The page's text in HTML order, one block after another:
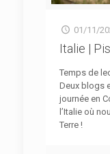
01/11/
Italie |
Temps de
Deux blogs
journée en
l’Italie où
Terre !